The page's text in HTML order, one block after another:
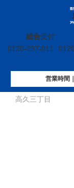
総合受付
0120-297-011
営業時間｜
イエステーション
高久三丁目